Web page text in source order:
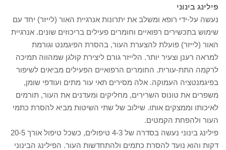
פילינג בינוני
נעשה על-ידי רופא ומשלב את יתרונות אנרגיית האור (לייזר) יחד עם
שימוש בתכשירים רפואיים וחומרים פעילים בריכוזים שונים. אנרגיית
האור (לייזר) פועלת להצערת העור, בהסרת הפיגמנט וגורמת
למראה רענן וצעיר יותר. הלייזר גורם ליצירת קולגן שמהווה תמיכה
לרקמה התת-עורית. החומרים הרפואיים הפעילים מביאים לשיפור
בפיגמנטציה העמוקה. אלה מסירים תאי עור מתים ועודפי שומן,
משפרים את טונוס השרירים, מחליקים ומעדנים את העור, תורמים
לאיכותו וממצקים אותו. שילוב של שתי השיטות מביא להסרת כתמי
העור ולהפחת הקמטים.
פילינג בינוני נעשה בסדרה של 4-3 טיפולים, כשכל טיפול אורך 20-5
דקות והוא נועד להסרת כתמים ולהתחדשות העור. הפילינג הבינוני